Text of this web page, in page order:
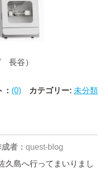
長谷）
(0) カテゴリー: 未分類
者： quest-blog
久島へ行ってまいりまし